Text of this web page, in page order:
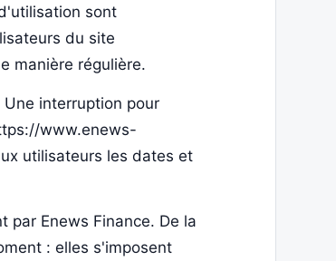
sont
du site
manière régulière.
interruption pour
www.enews-
utilisateurs les dates et
Enews Finance. De la
: elles s'imposent